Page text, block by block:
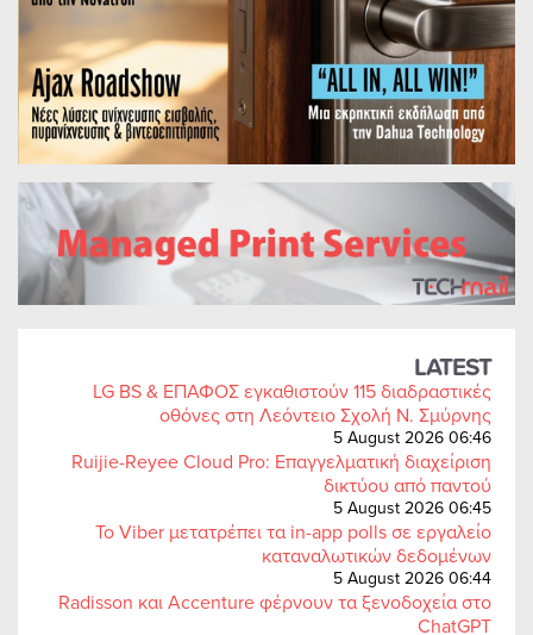
LATEST
LG BS & ΕΠΑΦΟΣ εγκαθιστούν 115 διαδραστικές
οθόνες στη Λεόντειο Σχολή Ν. Σμύρνης
5 August 2026 06:46
Ruijie-Reyee Cloud Pro: Επαγγελματική διαχείριση
δικτύου από παντού
5 August 2026 06:45
Το Viber μετατρέπει τα in-app polls σε εργαλείο
καταναλωτικών δεδομένων
5 August 2026 06:44
Radisson και Accenture φέρνουν τα ξενοδοχεία στο
ChatGPT